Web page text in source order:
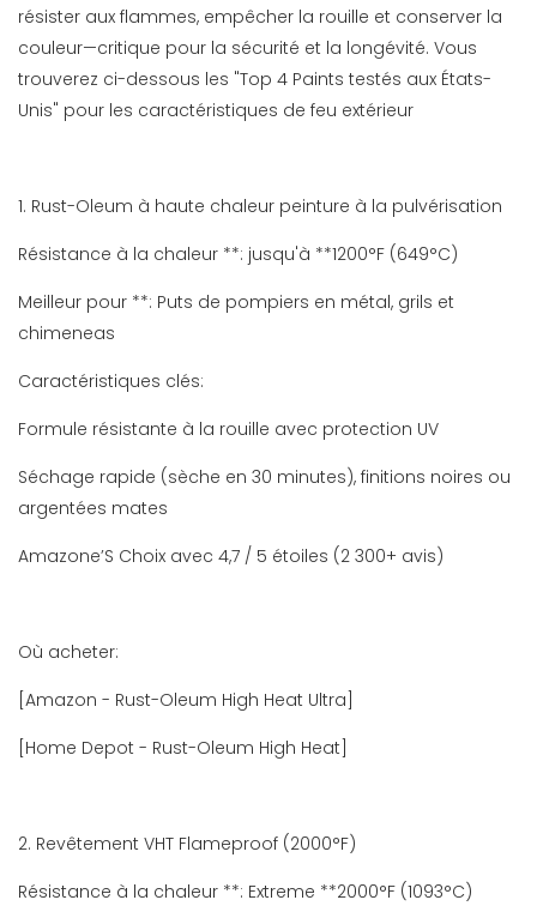
résister aux flammes, empêcher la rouille et conserver la
couleur—critique pour la sécurité et la longévité. Vous
trouverez ci-dessous les "Top 4 Paints testés aux États-
Unis" pour les caractéristiques de feu extérieur
1. Rust-Oleum à haute chaleur peinture à la pulvérisation
Résistance à la chaleur **: jusqu'à **1200°F (649°C)
Meilleur pour **: Puts de pompiers en métal, grils et
chimeneas
Caractéristiques clés:
Formule résistante à la rouille avec protection UV
Séchage rapide (sèche en 30 minutes), finitions noires ou
argentées mates
Amazone’S Choix avec 4,7 / 5 étoiles (2 300+ avis)
Où acheter:
[Amazon - Rust-Oleum High Heat Ultra]
[Home Depot - Rust-Oleum High Heat]
2. Revêtement VHT Flameproof (2000°F)
Résistance à la chaleur **: Extreme **2000°F (1093°C)